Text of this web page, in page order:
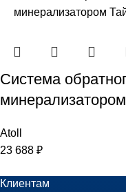
Система
Atoll
23 688 ₽
Клиентам